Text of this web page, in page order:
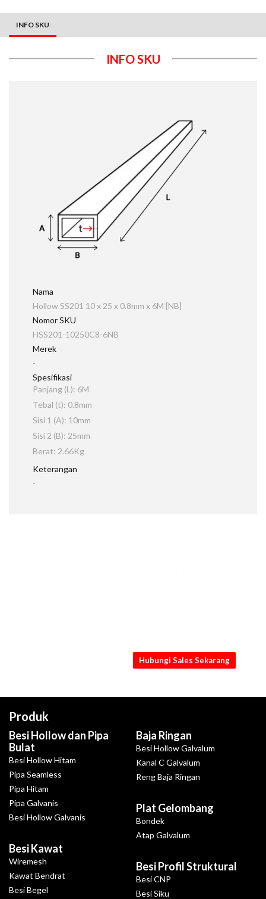
INFO SKU
INFO SKU
Nama
Hollow SS201 10 x 25 x 0.8mm x 6M [NB]
Nomor SKU
HSS201-10250C8-6NB
Merek
-
Spesifikasi
Panjang (L): 6M
Tebal (t): 0.8mm
Sisi 1 (A): 10mm
Sisi 2 (B): 25mm
Berat: 2.66Kg
Keterangan
-
Hubungi Sales Sekarang
Produk
Besi Hollow dan Pipa
Bulat
Besi Hollow Hitam
Pipa Seamless
Pipa Hitam
Pipa Galvanis
Besi Hollow Galvanis
Besi Kawat
Wiremesh
Kawat Bendrat
Besi Begel
Baja Ringan
Besi Hollow Galvalum
Kanal C Galvalum
Reng Baja Ringan
Plat Gelombang
Bondek
Atap Galvalum
Besi Profil Struktural
Besi CNP
Besi Siku